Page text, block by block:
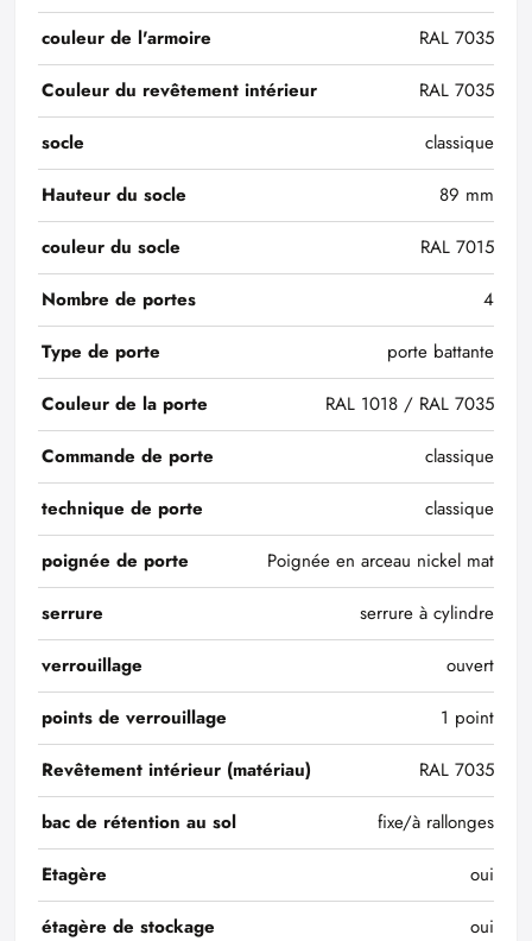
couleur de l'armoire
RAL 7035
Couleur du revêtement intérieur
RAL 7035
socle
classique
Hauteur du socle
89 mm
couleur du socle
RAL 7015
Nombre de portes
4
Type de porte
porte battante
Couleur de la porte
RAL 1018 / RAL 7035
Commande de porte
classique
technique de porte
classique
poignée de porte
Poignée en arceau nickel mat
serrure
serrure à cylindre
verrouillage
ouvert
points de verrouillage
1 point
Revêtement intérieur (matériau)
RAL 7035
bac de rétention au sol
fixe/à rallonges
Etagère
oui
étagère de stockage
oui